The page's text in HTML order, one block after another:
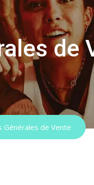
de
Générales de Vente